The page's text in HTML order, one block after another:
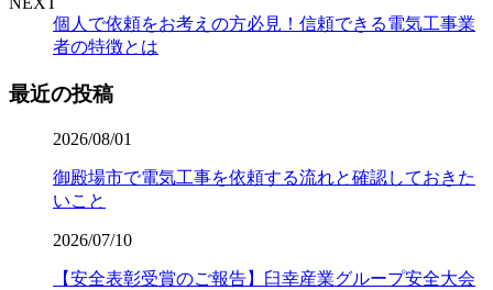
個人で依頼をお考えの方必見！信頼できる電気工事業
者の特徴とは
最近の投稿
2026/08/01
御殿場市で電気工事を依頼する流れと確認しておきた
いこと
2026/07/10
【安全表彰受賞のご報告】臼幸産業グループ安全大会